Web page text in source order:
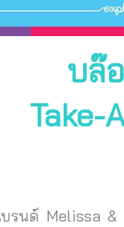
บล๊
Take-
รนด์ Melissa